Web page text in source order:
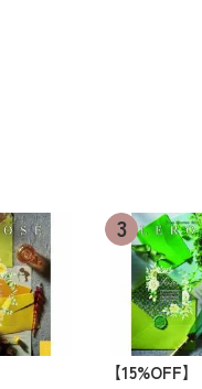
【15%OFF】